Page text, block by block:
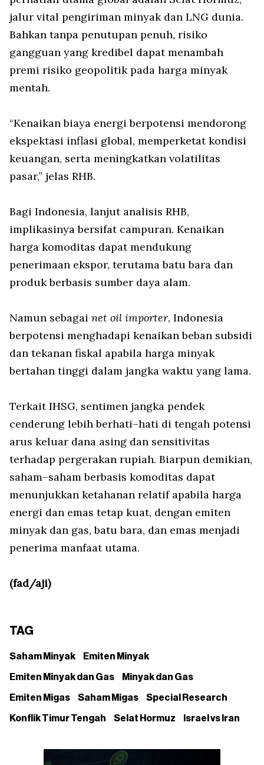
jalur vital pengiriman minyak dan LNG dunia.
Bahkan tanpa penutupan penuh, risiko
gangguan yang kredibel dapat menambah
premi risiko geopolitik pada harga minyak
mentah.
“Kenaikan biaya energi berpotensi mendorong
ekspektasi inflasi global, memperketat kondisi
keuangan, serta meningkatkan volatilitas
pasar,” jelas RHB.
Bagi Indonesia, lanjut analisis RHB,
implikasinya bersifat campuran. Kenaikan
harga komoditas dapat mendukung
penerimaan ekspor, terutama batu bara dan
produk berbasis sumber daya alam.
Namun sebagai net oil importer, Indonesia
berpotensi menghadapi kenaikan beban subsidi
dan tekanan fiskal apabila harga minyak
bertahan tinggi dalam jangka waktu yang lama.
Terkait IHSG, sentimen jangka pendek
cenderung lebih berhati–hati di tengah potensi
arus keluar dana asing dan sensitivitas
terhadap pergerakan rupiah. Biarpun demikian,
saham–saham berbasis komoditas dapat
menunjukkan ketahanan relatif apabila harga
energi dan emas tetap kuat, dengan emiten
minyak dan gas, batu bara, dan emas menjadi
penerima manfaat utama.
(fad/aji)
TAG
Saham Minyak Emiten Minyak
Emiten Minyak dan Gas Minyak dan Gas
Emiten Migas Saham Migas Special Research
Konflik Timur Tengah Selat Hormuz Israel vs Iran